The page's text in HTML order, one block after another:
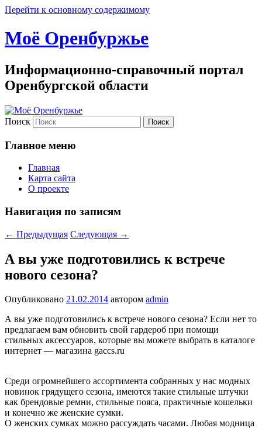
Перейти к основному содержимому
Моё Оренбуржье
Информационно-справочный портал
Оренбургской области
Поиск
Главное меню
Главная
Карта сайта
О проекте
Навигация по записям
← Предыдущая Следующая →
А вы уже подготовились к встрече
нового сезона?
Опубликовано 21.02.2014 автором admin
А вы уже подготовились к встрече нового сезона? Если нет то
предлагаем вам обновить свой гардероб при помощи
стильных аксессуаров, которые вы можете выбрать в каталоге
интернет — магазина gaccs.ru
Среди огромнейшего ассортимента собранных у нас модных
новинок грядущего сезона, имеются такие стильные штучки
как брендовые ремни, стильные пояса, практичные кошельки
и конечно же женские сумки.
О женских сумках можно рассуждать часами. Любая модница